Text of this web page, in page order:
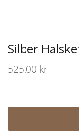
Silber
525,00 kr